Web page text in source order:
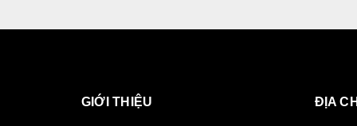
GIỚI THIỆU ĐỊA